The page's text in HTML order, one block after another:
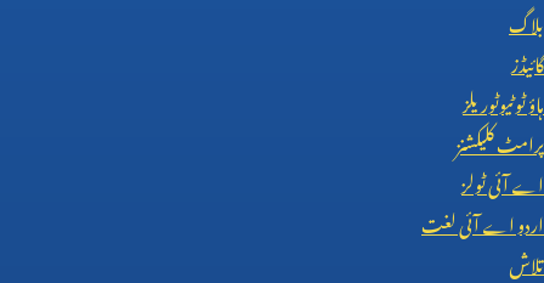
بلاگ
گائیڈز
ہاؤ ٹو ٹیوٹوریلز
پرامٹ کلیکشنز
اے آئی ٹولز
اردو اے آئی لغت
تلاش